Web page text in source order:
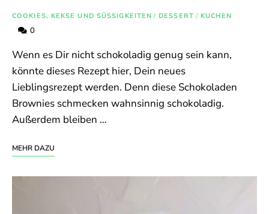
COOKIES, KEKSE UND SÜSSIGKEITEN / DESSERT / KUCHEN
0
Wenn es Dir nicht schokoladig genug sein kann,
könnte dieses Rezept hier, Dein neues
Lieblingsrezept werden. Denn diese Schokoladen
Brownies schmecken wahnsinnig schokoladig.
Außerdem bleiben …
MEHR DAZU